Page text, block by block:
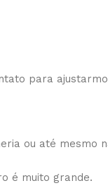
para
ou até mesmo
é muito grande.